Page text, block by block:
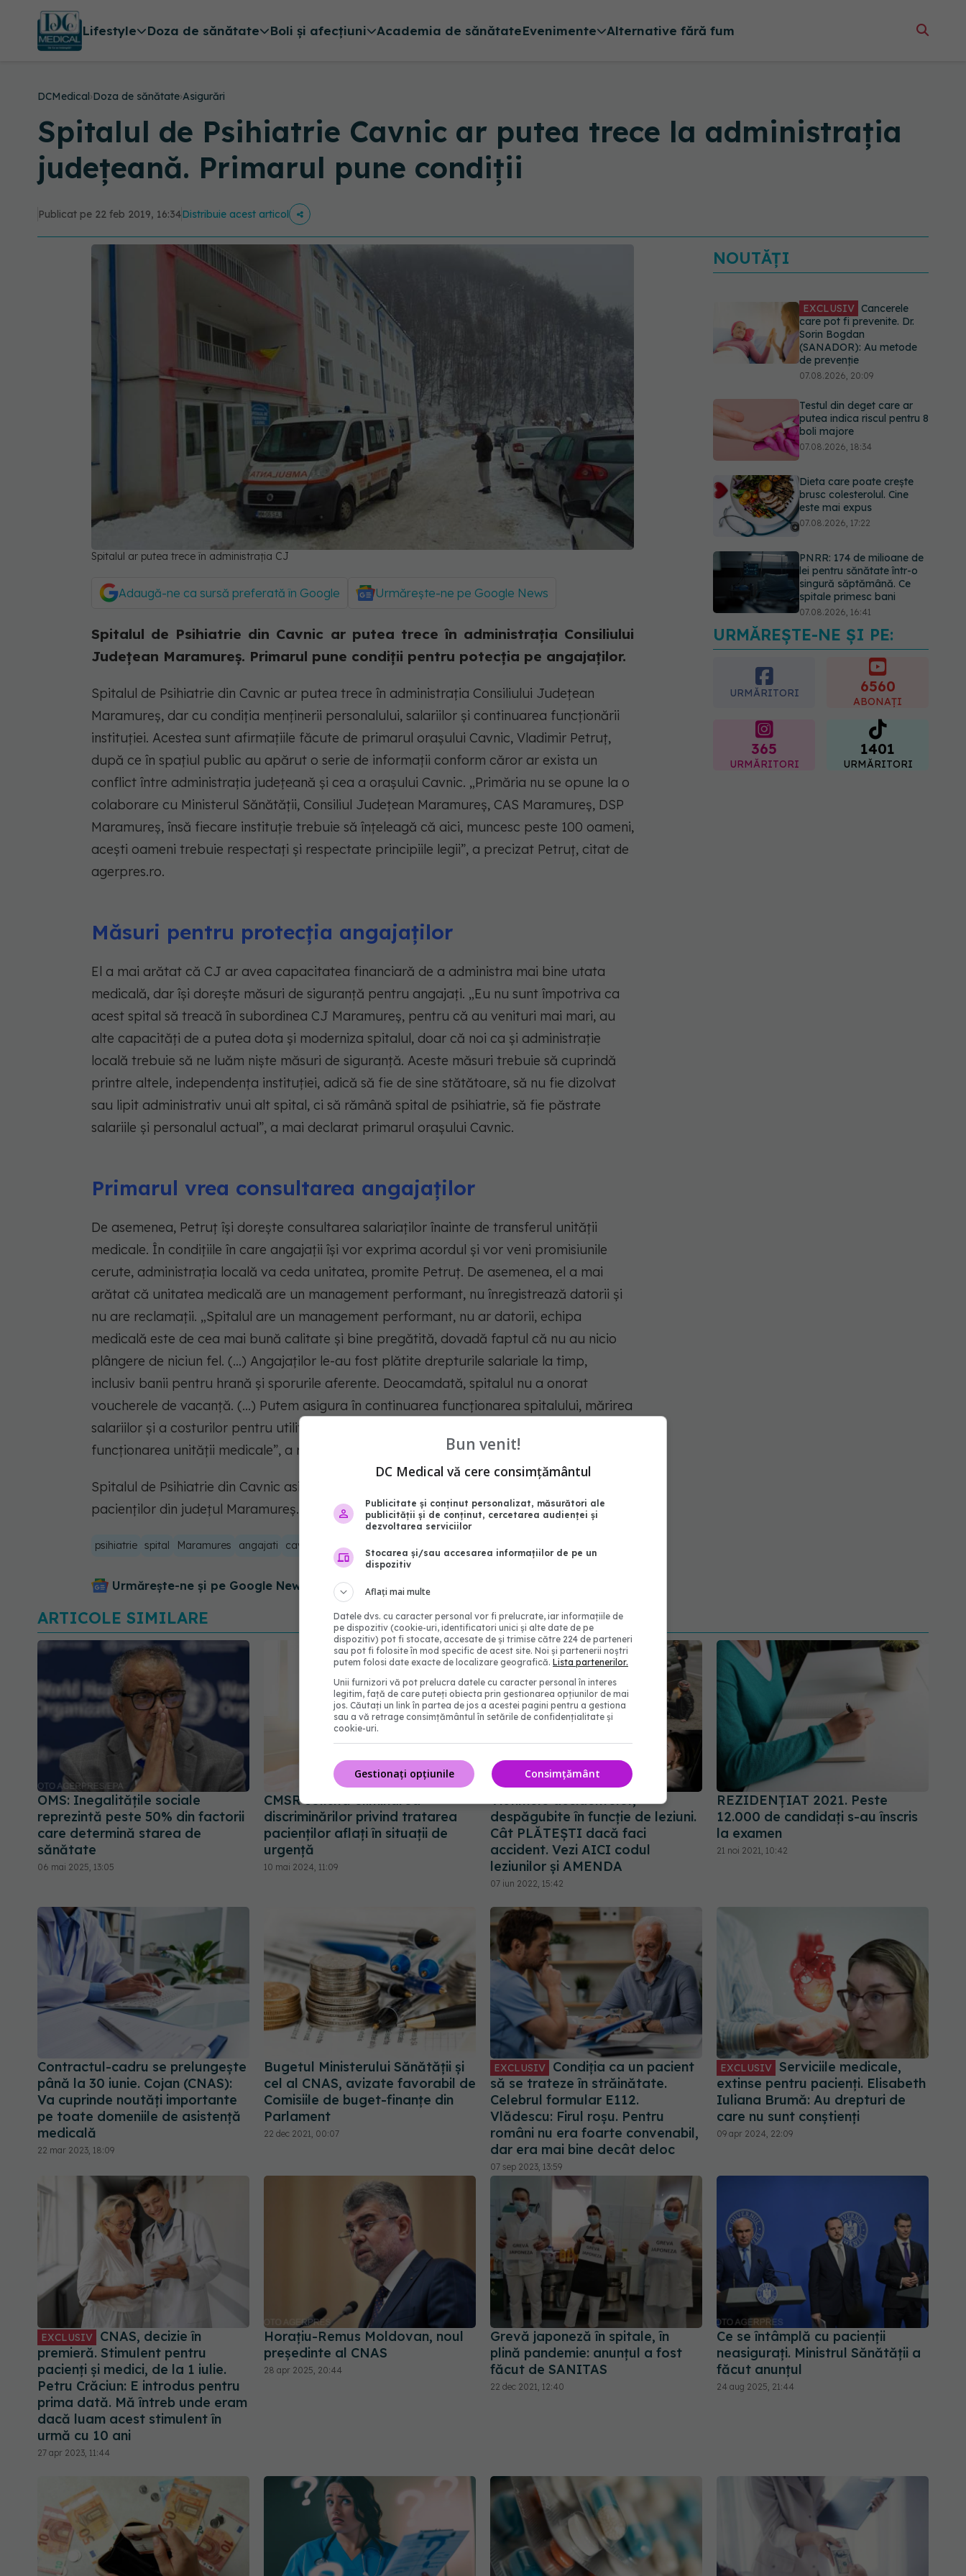
Lifestyle Doza de sănătate Boli și afecțiuni Academia de sănătateEvenimente Alternative fără fum
DCMedical›Doza de sănătate›Asigurări
Spitalul de Psihiatrie Cavnic ar putea trece la administrația
județeană. Primarul pune condiții
Publicat pe 22 feb 2019, 16:34Distribuie acest articol
Spitalul ar putea trece în administrația CJ
Adaugă-ne ca sursă preferată în Google Urmărește-ne pe Google News
Spitalul de Psihiatrie din Cavnic ar putea trece în administrația Consiliului
Județean Maramureș. Primarul pune condiții pentru potecția pe angajaților.
Spitalul de Psihiatrie din Cavnic ar putea trece în administrația Consiliului Județean
Maramureș, dar cu condiția menținerii personalului, salariilor și continuarea funcționării
instituției. Acestea sunt afirmațiile făcute de primarul orașului Cavnic, Vladimir Petruț,
după ce în spațiul public au apărut o serie de informații conform căror ar exista un
conflict între administrația județeană și cea a orașului Cavnic. „Primăria nu se opune la o
colaborare cu Ministerul Sănătăţii, Consiliul Judeţean Maramureş, CAS Maramureş, DSP
Maramureş, însă fiecare instituţie trebuie să înţeleagă că aici, muncesc peste 100 oameni,
aceşti oameni trebuie respectaţi şi respectate principiile legii”, a precizat Petruț, citat de
agerpres.ro.
Măsuri pentru protecția angajaților
El a mai arătat că CJ ar avea capacitatea financiară de a administra mai bine utata
medicală, dar își dorește măsuri de siguranță pentru angajați. „Eu nu sunt împotriva ca
acest spital să treacă în subordinea CJ Maramureş, pentru că au venituri mai mari, au
alte capacităţi de a putea dota şi moderniza spitalul, doar că noi ca şi administraţie
locală trebuie să ne luăm nişte măsuri de siguranţă. Aceste măsuri trebuie să cuprindă
printre altele, independenţa instituţiei, adică să fie de sine stătătoare, să nu fie dizolvat
sau lipit administrativ unui alt spital, ci să rămână spital de psihiatrie, să fie păstrate
salariile şi personalul actual”, a mai declarat primarul oraşului Cavnic.
Primarul vrea consultarea angajaților
De asemenea, Petruț își dorește consultarea salariaților înainte de transferul unității
medicale. În condițiile în care angajații își vor exprima acordul și vor veni promisiunile
cerute, administrația locală va ceda unitatea, promite Petruț. De asemenea, el a mai
arătat că unitatea medicală are un management performant, nu înregistrează datorii și
nu are reclamații. „Spitalul are un management performant, nu ar datorii, echipa
medicală este de cea mai bună calitate și bine pregătită, dovadă faptul că nu au nicio
plângere de niciun fel. (...) Angajaţilor le-au fost plătite drepturile salariale la timp,
inclusiv banii pentru hrană şi sporurile aferente. Deocamdată, spitalul nu a onorat
voucherele de vacanţă. (...) Putem asigura în continuarea funcţionarea spitalului, mărirea
salariilor şi a costurilor pentru utilităţi (gaz, apă, energie electrică) nu pune în pericol
funcţionarea unităţii medicale”, a mai declarat Petruţ.
Spitalul de Psihiatrie din Cavnic asigură asistenţă medicală, îngrijiri medicale şi internare
pacienţilor din judeţul Maramureş.
psihiatrie spital Maramures angajati cavnic administratie consiliu judetean
Urmărește-ne și pe Google News - abonează‑te!
NOUTĂȚI
EXCLUSIV Cancerele
care pot fi prevenite. Dr.
Sorin Bogdan
(SANADOR): Au metode
de prevenție
07.08.2026, 20:09
Testul din deget care ar
putea indica riscul pentru 8
boli majore
07.08.2026, 18:34
Dieta care poate crește
brusc colesterolul. Cine
este mai expus
07.08.2026, 17:22
PNRR: 174 de milioane de
lei pentru sănătate într-o
singură săptămână. Ce
spitale primesc bani
07.08.2026, 16:41
Ce spune culoarea ta
preferată despre vârsta
pe care o ai. Care este
"codul cromatic" al
URMĂREȘTE-NE ȘI PE:
URMĂRITORI 6560
ABONAȚI
365
URMĂRITORI
1401
URMĂRITORI
ARTICOLE SIMILARE
OMS: Inegalităţile sociale
reprezintă peste 50% din factorii
care determină starea de
sănătate
06 mai 2025, 13:05
CMSR solicită eliminarea
discriminărilor privind tratarea
pacienților aflați în situații de
urgență
10 mai 2024, 11:09
Victimele accidentelor,
despăgubite în funcție de leziuni.
Cât PLĂTEȘTI dacă faci
accident. Vezi AICI codul
leziunilor și AMENDA
07 iun 2022, 15:42
REZIDENȚIAT 2021. Peste
12.000 de candidați s-au înscris
la examen
21 noi 2021, 10:42
Contractul-cadru se prelungește
până la 30 iunie. Cojan (CNAS):
Va cuprinde noutăți importante
pe toate domeniile de asistenţă
medicală
22 mar 2023, 18:09
Bugetul Ministerului Sănătății și
cel al CNAS, avizate favorabil de
Comisiile de buget-finanțe din
Parlament
22 dec 2021, 00:07
EXCLUSIV
Condiția ca un pacient
să se trateze în străinătate.
Celebrul formular E112.
Vlădescu: Firul roșu. Pentru
români nu era foarte convenabil,
dar era mai bine decât deloc
07 sep 2023, 13:59
EXCLUSIV Serviciile medicale,
extinse pentru pacienți. Elisabeth
Iuliana Brumă: Au drepturi de
care nu sunt conștienți
09 apr 2024, 22:09
EXCLUSIV
CNAS, decizie în
premieră. Stimulent pentru
pacienți și medici, de la 1 iulie.
Petru Crăciun: E introdus pentru
prima dată. Mă întreb unde eram
dacă luam acest stimulent în
urmă cu 10 ani
27 apr 2023, 11:44
Horaţiu-Remus Moldovan, noul
președinte al CNAS
28 apr 2025, 20:44
Grevă japoneză în spitale, în
plină pandemie: anunțul a fost
făcut de SANITAS
22 dec 2021, 12:40
Ce se întâmplă cu pacienții
neasigurați. Ministrul Sănătății a
făcut anunțul
24 aug 2025, 21:44
Bun venit!
DC Medical vă cere consimțământul
Publicitate și conținut personalizat, măsurători ale
publicității și de conținut, cercetarea audienței și
dezvoltarea serviciilor
Stocarea și/sau accesarea informațiilor de pe un
dispozitiv
Aflați mai multe
Datele dvs. cu caracter personal vor fi prelucrate, iar informațiile de
pe dispozitiv (cookie-uri, identificatori unici și alte date de pe
dispozitiv) pot fi stocate, accesate de și trimise către 224 de parteneri
sau pot fi folosite în mod specific de acest site. Noi și partenerii noștri
putem folosi date exacte de localizare geografică. Lista partenerilor.
Unii furnizori vă pot prelucra datele cu caracter personal în interes
legitim, față de care puteți obiecta prin gestionarea opțiunilor de mai
jos. Căutați un link în partea de jos a acestei pagini pentru a gestiona
sau a vă retrage consimțământul în setările de confidențialitate și
cookie-uri.
Consimțământ
Gestionați opțiunile